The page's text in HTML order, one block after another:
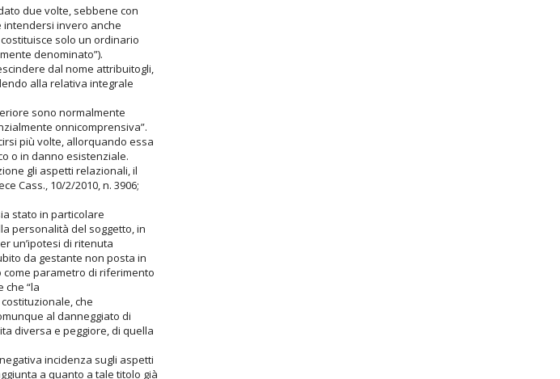
due volte, sebbene con
intendersi invero anche
solo un ordinario
denominato”).
dal nome attribuitogli,
alla relativa integrale
sono normalmente
onnicomprensiva”.
più volte, allorquando essa
o in danno esistenziale.
gli aspetti relazionali, il
Cass., 10/2/2010, n. 3906;
stato in particolare
personalità del soggetto, in
un’ipotesi di ritenuta
da gestante non posta in
parametro di riferimento
che “la
che
al danneggiato di
diversa e peggiore, di quella
incidenza sugli aspetti
a quanto a tale titolo già